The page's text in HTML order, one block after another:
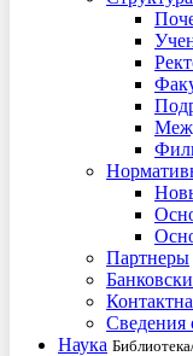
Партнеры
Сведения
Наука